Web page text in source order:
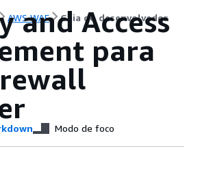
AWS WAF Guia do desenvolvedor
and Access
para
Modo de foco